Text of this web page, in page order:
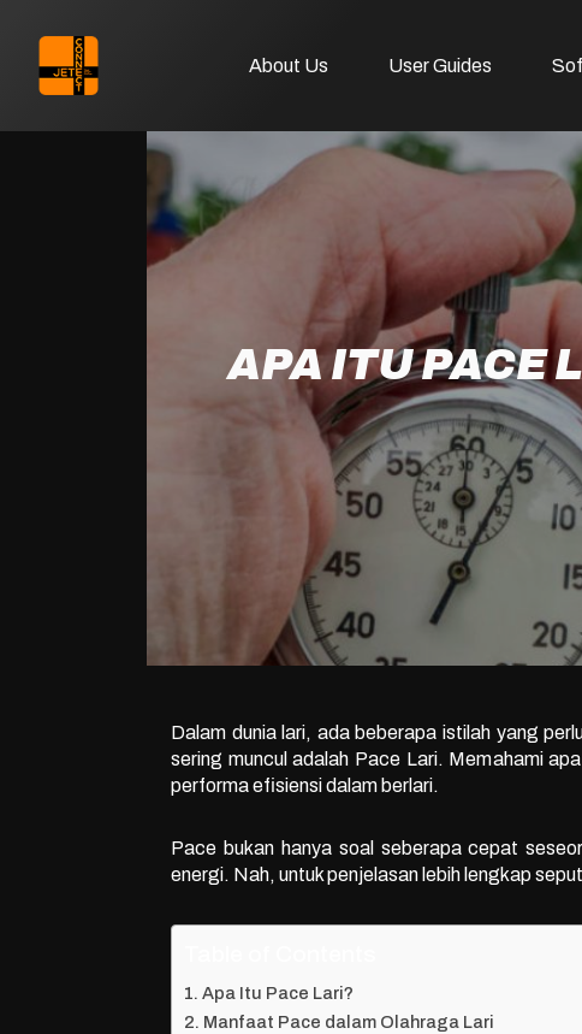
About Us User Guides
APA ITU PACE
Dalam dunia lari, ada beberapa istilah yang
sering muncul adalah Pace Lari. Memahami
performa efisiensi dalam berlari.
Pace bukan hanya soal seberapa cepat
energi. Nah, untuk penjelasan lebih lengkap
Apa Itu Pace Lari?
Manfaat Pace dalam Olahraga Lari